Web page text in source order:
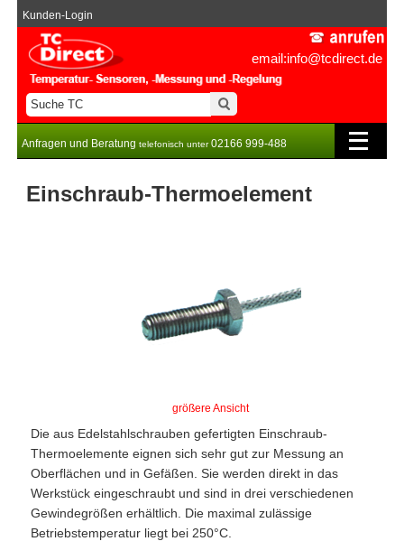
email:info@tcdirect.de
Kunden-Login
Anfragen und Beratung telefonisch unter02166 999-488
Einschraub-Thermoelement
größere Ansicht
Die aus Edelstahlschrauben gefertigten Einschraub-
Thermoelemente eignen sich sehr gut zur Messung an
Oberflächen und in Gefäßen. Sie werden direkt in das
Werkstück eingeschraubt und sind in drei verschiedenen
Gewindegrößen erhältlich. Die maximal zulässige
Betriebstemperatur liegt bei 250°C.